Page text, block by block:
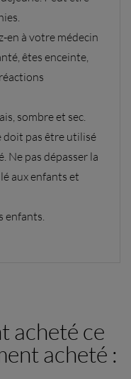
en à votre médecin
êtes enceinte,
sombre et sec.
doit pas être utilisé
Ne pas dépasser la
aux enfants et
enfants.
acheté ce
acheté :